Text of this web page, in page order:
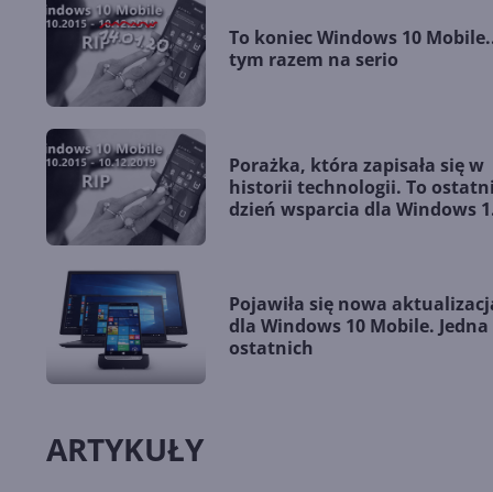
To koniec Windows 10
tym razem na serio
Porażka, która zapisała się w
historii technologii. To
dzień wsparcia dla Windows
Pojawiła się nowa
dla Windows 10 Mobile. Jedna
ostatnich
ARTYKUŁY